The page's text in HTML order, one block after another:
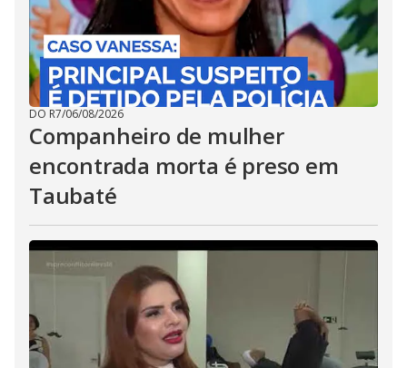
DO R7/06/08/2026
Companheiro de mulher
encontrada morta é preso em
Taubaté